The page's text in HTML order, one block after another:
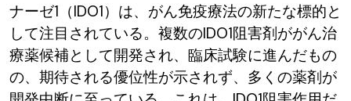
ナーゼ1（IDO1）は、がん免疫療法の新たな標的と
して注目されている。複数のIDO1阻害剤ががん治
療薬候補として開発され、臨床試験に進んだもの
の、期待される優位性が示されず、多くの薬剤が